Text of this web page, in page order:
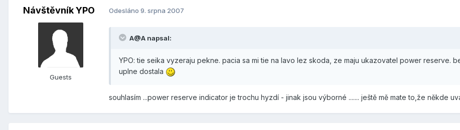
Návštěvník YPO
Guests
Odesláno 9. srpna 2007
A@A napsal:
YPO: tie seika vyzeraju pekne. pacia sa mi tie na lavo lez skoda, ze maju ukazovatel power reserve.
uplne dostala
souhlasím ...power reserve indicator je trochu hyzdí - jinak jsou výborné ....... ještě mě mate to,že někde